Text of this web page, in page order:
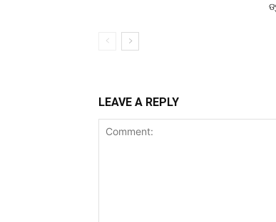
LEAVE A REPLY